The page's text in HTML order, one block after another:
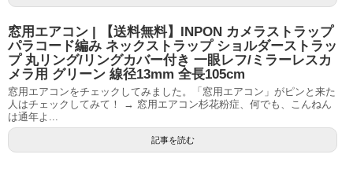
窓用エアコン | 【送料無料】INPON カメラストラップ
パラコード編み ネックストラップ ショルダーストラッ
プ 丸リング/リングカバー付き 一眼レフ/ミラーレスカ
メラ用 グリーン 線径13mm 全長105cm
窓用エアコンをチェックしてみました。「窓用エアコン」がピンと来た
人はチェックしてみて！ → 窓用エアコン杉花粉症、何でも、こんねん
は通年よ...
記事を読む